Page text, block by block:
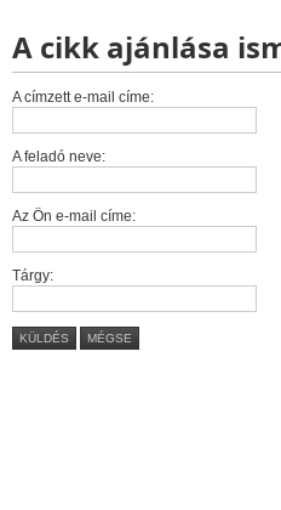
A cikk ajánlása
A címzett e-mail címe:
A feladó neve:
Az Ön e-mail címe:
Tárgy:
KÜLDÉS MÉGSE